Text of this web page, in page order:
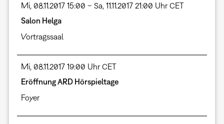
Mi, 08.11.2017 15:00 – Sa, 11.11.2017 21:00 Uhr CET
Salon Helga
Vortragssaal
Mi, 08.11.2017 19:00 Uhr CET
Eröffnung ARD Hörspieltage
Foyer